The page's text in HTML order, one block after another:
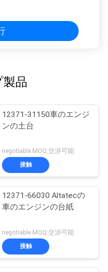
製品
12371-31150車のエンジ
ンの土台
negotiable MOQ:交渉可能
接触
12371-66030 Altatecの
車のエンジンの台紙
negotiable MOQ:交渉可能
接触